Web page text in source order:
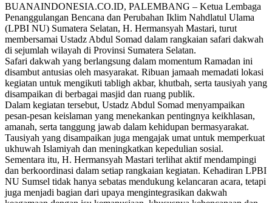
BUANAINDONESIA.CO.ID, PALEMBANG – Ketua Lembaga
Penanggulangan Bencana dan Perubahan Iklim Nahdlatul Ulama
(LPBI NU) Sumatera Selatan, H. Hermansyah Mastari, turut
membersamai Ustadz Abdul Somad dalam rangkaian safari dakwah
di sejumlah wilayah di Provinsi Sumatera Selatan.
Safari dakwah yang berlangsung dalam momentum Ramadan ini
disambut antusias oleh masyarakat. Ribuan jamaah memadati lokasi
kegiatan untuk mengikuti tabligh akbar, khutbah, serta tausiyah yang
disampaikan di berbagai masjid dan ruang publik.
Dalam kegiatan tersebut, Ustadz Abdul Somad menyampaikan
pesan-pesan keislaman yang menekankan pentingnya keikhlasan,
amanah, serta tanggung jawab dalam kehidupan bermasyarakat.
Tausiyah yang disampaikan juga mengajak umat untuk memperkuat
ukhuwah Islamiyah dan meningkatkan kepedulian sosial.
Sementara itu, H. Hermansyah Mastari terlihat aktif mendampingi
dan berkoordinasi dalam setiap rangkaian kegiatan. Kehadiran LPBI
NU Sumsel tidak hanya sebatas mendukung kelancaran acara, tetapi
juga menjadi bagian dari upaya mengintegrasikan dakwah